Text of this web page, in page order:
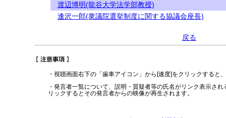
渡辺博明(龍谷大学法学部教授)
逢沢一郎(衆議院選挙制度に関する協議会座長)
戻る
・視聴画面右下の「歯車アイコン」から[速度]をクリックすると
・発言者一覧について、説明・質疑者等の氏名がリンク表示さ
リックするとその発言者からの映像が再生されます。